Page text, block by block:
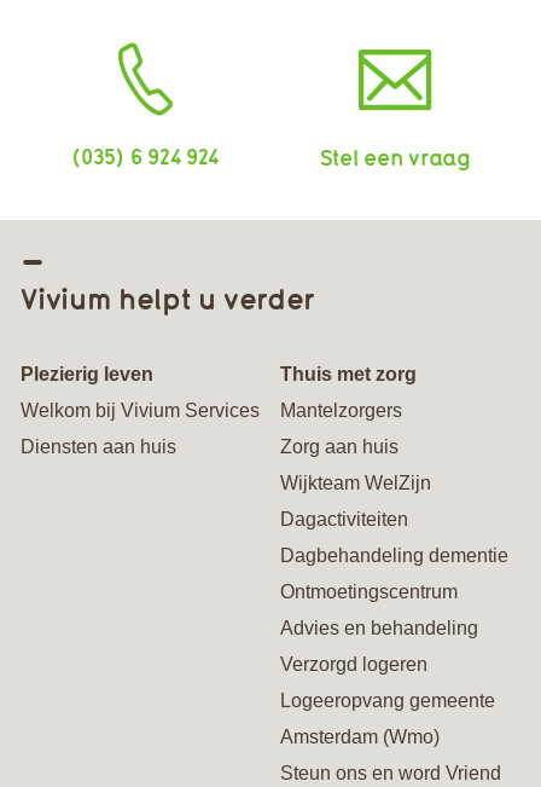
(035) 6 924 924 Stel een vraag
Vivium helpt u verder
Plezierig leven
Welkom bij Vivium Services
Diensten aan huis
Thuis met zorg
Mantelzorgers
Zorg aan huis
Wijkteam WelZijn
Dagactiviteiten
Dagbehandeling dementie
Ontmoetingscentrum
Advies en behandeling
Verzorgd logeren
Logeeropvang gemeente
Amsterdam (Wmo)
Steun ons en word Vriend